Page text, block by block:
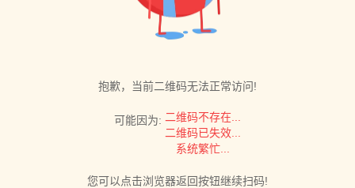
抱歉，当前二维码无法正常访问!
可能因为: 二维码不存在...
二维码已失效...
系统繁忙...
您可以点击浏览器返回按钮继续扫码!